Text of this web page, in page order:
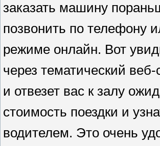
заказать машину
позвонить по телефону
режиме онлайн. Вот
через тематический
и отвезет вас к залу
стоимость поездки и
водителем. Это очень